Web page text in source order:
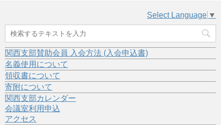
Select Language ▼
関西支部賛助会員 入会方法 (入会申込書)
名義使用について
領収書について
寄附について
関西支部カレンダー
会議室利用申込
アクセス